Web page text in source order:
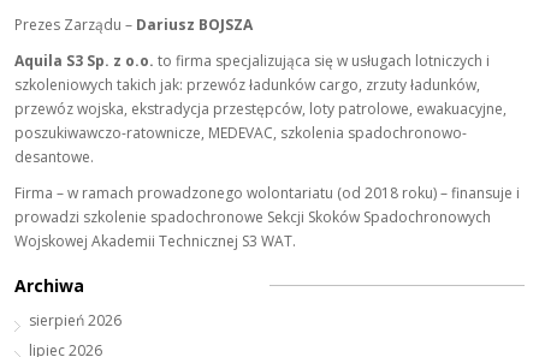
Prezes Zarządu – Dariusz BOJSZA
Aquila S3 Sp. z o.o. to firma specjalizująca się w usługach lotniczych i
szkoleniowych takich jak: przewóz ładunków cargo, zrzuty ładunków,
przewóz wojska, ekstradycja przestępców, loty patrolowe, ewakuacyjne,
poszukiwawczo-ratownicze, MEDEVAC, szkolenia spadochronowo-
desantowe.
Firma – w ramach prowadzonego wolontariatu (od 2018 roku) – finansuje i
prowadzi szkolenie spadochronowe Sekcji Skoków Spadochronowych
Wojskowej Akademii Technicznej S3 WAT.
Archiwa
sierpień 2026
lipiec 2026